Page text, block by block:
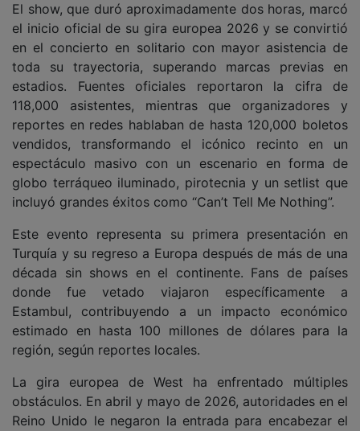
El show, que duró aproximadamente dos horas, marcó
el inicio oficial de su gira europea 2026 y se convirtió
en el concierto en solitario con mayor asistencia de
toda su trayectoria, superando marcas previas en
estadios. Fuentes oficiales reportaron la cifra de
118,000 asistentes, mientras que organizadores y
reportes en redes hablaban de hasta 120,000 boletos
vendidos, transformando el icónico recinto en un
espectáculo masivo con un escenario en forma de
globo terráqueo iluminado, pirotecnia y un setlist que
incluyó grandes éxitos como “Can’t Tell Me Nothing”.
Este evento representa su primera presentación en
Turquía y su regreso a Europa después de más de una
década sin shows en el continente. Fans de países
donde fue vetado viajaron específicamente a
Estambul, contribuyendo a un impacto económico
estimado en hasta 100 millones de dólares para la
región, según reportes locales.
La gira europea de West ha enfrentado múltiples
obstáculos. En abril y mayo de 2026, autoridades en el
Reino Unido le negaron la entrada para encabezar el